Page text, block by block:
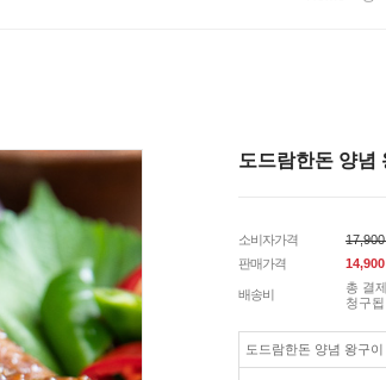
도드람한돈 양
소비자가격
판매가격
14,900
배송비
총 결
청구
도드람한돈 양념 왕구